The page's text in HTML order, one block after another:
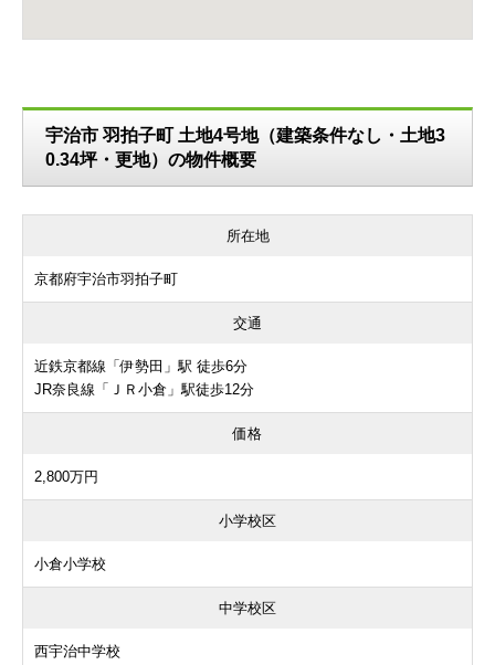
宇治市 羽拍子町 土地4号地（建築条件なし・土地3
0.34坪・更地）の物件概要
所在地
京都府宇治市羽拍子町
交通
近鉄京都線「伊勢田」駅 徒歩6分
JR奈良線「ＪＲ小倉」駅徒歩12分
価格
2,800万円
小学校区
小倉小学校
中学校区
西宇治中学校